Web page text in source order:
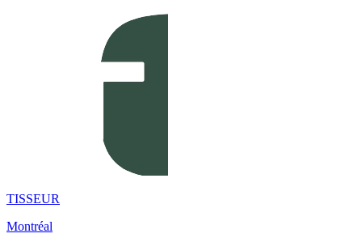
TISSEUR
Montréal